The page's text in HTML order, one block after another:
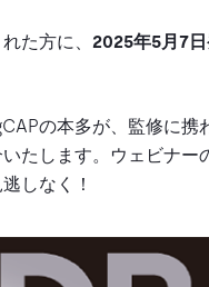
た方に、 2025年5月7
の本多が、監修に
たします。ウェビナ
しなく！